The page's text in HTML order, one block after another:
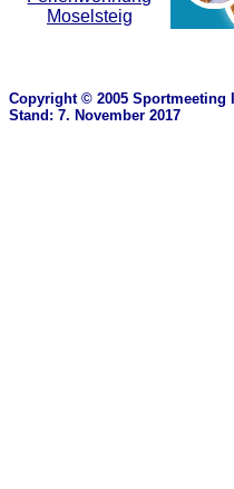
Moselsteig
Copyright © 2005 Sportmeeting
Stand: 7. November 2017